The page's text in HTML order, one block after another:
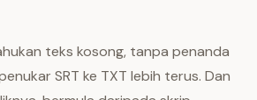
teks kosong, tanpa penanda
SRT ke TXT lebih terus. Dan